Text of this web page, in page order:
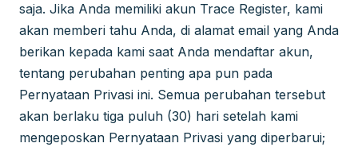
saja. Jika Anda memiliki akun Trace Register, kami
akan memberi tahu Anda, di alamat email yang Anda
berikan kepada kami saat Anda mendaftar akun,
tentang perubahan penting apa pun pada
Pernyataan Privasi ini. Semua perubahan tersebut
akan berlaku tiga puluh (30) hari setelah kami
mengeposkan Pernyataan Privasi yang diperbarui;